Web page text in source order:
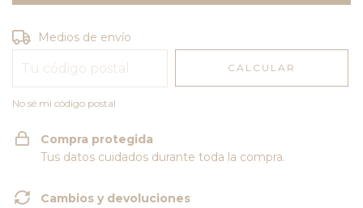
Entregas para el CP:
Medios de envío
CALCULAR
No sé mi código postal
Compra protegida
Tus datos cuidados durante toda la compra.
Cambios y devoluciones